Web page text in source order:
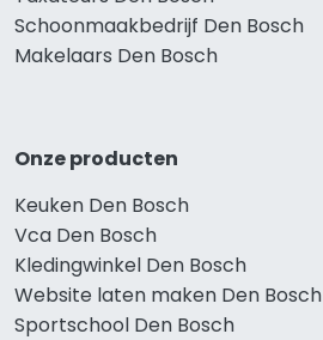
Schoonmaakbedrijf Den Bosch
Makelaars Den Bosch
Onze producten
Keuken Den Bosch
Vca Den Bosch
Kledingwinkel Den Bosch
Website laten maken Den Bosch
Sportschool Den Bosch